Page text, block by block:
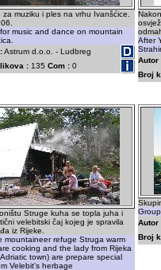
za muziku i ples na vrhu Ivanšćice.
music and dance on mountain
Astrum d.o.o. - Ludbreg
: 135 Com : 0
After
Autor
Broj
Struge kuha se topla juha i
velebitski čaj kojeg je spravila
iz Rijeke.
mountaineer refuge Struga warm
cooking and the lady from Rijeka
town) are prepare special
Velebit's herbage
Autor
Broj